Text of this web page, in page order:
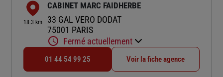
18.3 km
CABINET MARC FAIDHERBE
33 GAL VERO DODAT
75001 PARIS
Fermé actuellement
01 44 54 99 25 Voir la fiche agence